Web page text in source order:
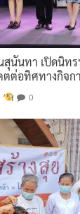
นันทา เปิดนิทร
ต่อทิศทางกิจก
0